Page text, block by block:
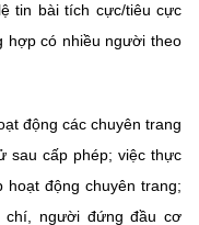
tin bài tích cực/tiêu cực
hợp có nhiều người theo
động các chuyên trang
sau cấp phép; việc thực
hoạt động chuyên trang;
chí, người đứng đầu cơ